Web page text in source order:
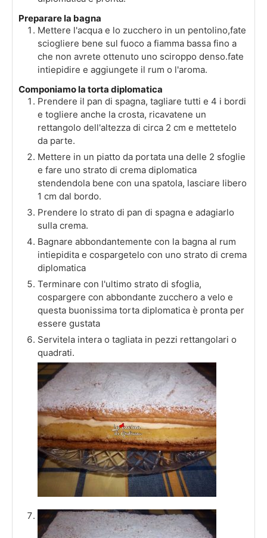
Preparare la bagna
Mettere l'acqua e lo zucchero in un pentolino,fate
sciogliere bene sul fuoco a fiamma bassa fino a
che non avrete ottenuto uno sciroppo denso.fate
intiepidire e aggiungete il rum o l'aroma.
Componiamo la torta diplomatica
Prendere il pan di spagna, tagliare tutti e 4 i bordi
e togliere anche la crosta, ricavatene un
rettangolo dell'altezza di circa 2 cm e mettetelo
da parte.
Mettere in un piatto da portata una delle 2 sfoglie
e fare uno strato di crema diplomatica
stendendola bene con una spatola, lasciare libero
1 cm dal bordo.
Prendere lo strato di pan di spagna e adagiarlo
sulla crema.
Bagnare abbondantemente con la bagna al rum
intiepidita e cospargetelo con uno strato di crema
diplomatica
Terminare con l'ultimo strato di sfoglia,
cospargere con abbondante zucchero a velo e
questa buonissima torta diplomatica è pronta per
essere gustata
Servitela intera o tagliata in pezzi rettangolari o
quadrati.